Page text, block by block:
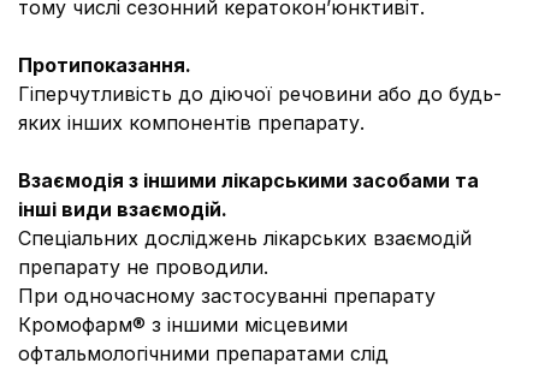
тому числі сезонний кератокон’юнктивіт.
Протипоказання.
Гіперчутливість до діючої речовини або до будь-
яких інших компонентів препарату.
Взаємодія з іншими лікарськими засобами та
інші види взаємодій.
Спеціальних досліджень лікарських взаємодій
препарату не проводили.
При одночасному застосуванні препарату
Кромофарм® з іншими місцевими
офтальмологічними препаратами слід